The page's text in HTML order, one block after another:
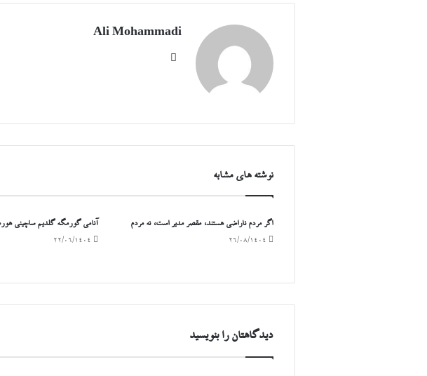
Ali Mohammadi
نوشته های مشابه
اگر مردم ناراضی هستند، مقصر مدیر است، نه مردم
۲۶/۰۸/۱۴۰۴
آنامی گورمگه گلدیم ساچینی
۲۲/۰۶/۱۴۰۴
دیدگاهتان را بنویسید